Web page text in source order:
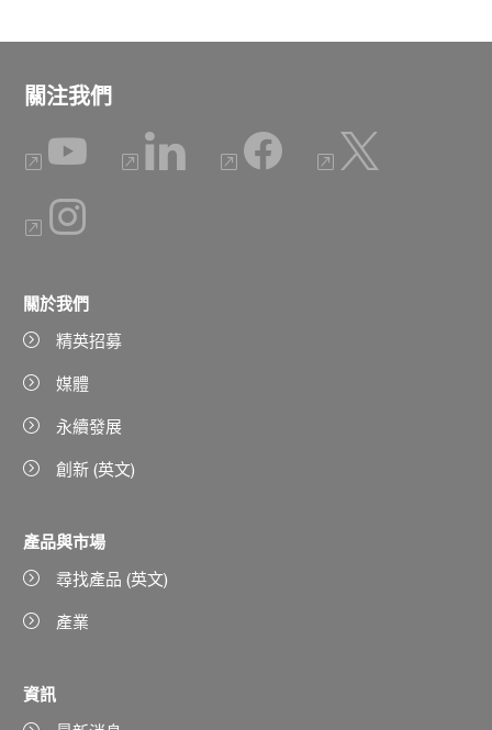
關注我們
關於我們
精英招募
媒體
永續發展
創新 (英文)
產品與市場
尋找產品 (英文)
產業
資訊